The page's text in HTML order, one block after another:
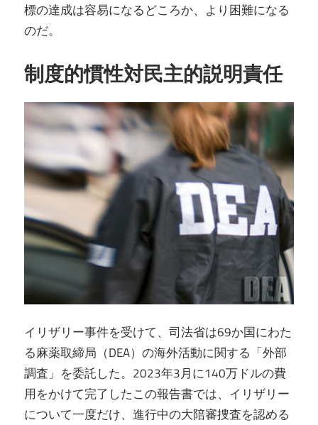
標の達成は容易になるどころか、より困難になる
のだ。
制度的慣性対民主的説明責任
イリザリー事件を受けて、司法省は69か国にわた
る麻薬取締局（DEA）の海外活動に関する「外部
調査」を委託した。2023年3月に140万ドルの費
用をかけて完了したこの報告書では、イリザリー
について一度だけ、進行中の大陪審捜査を認める